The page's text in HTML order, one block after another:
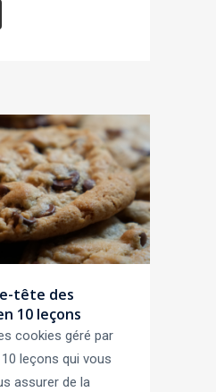
tête des
10 leçons
cookies géré par
leçons qui vous
assurer de la